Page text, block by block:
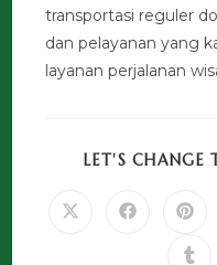
transportasi reguler
dan pelayanan yang
layanan perjalanan
LET'S CHANGE